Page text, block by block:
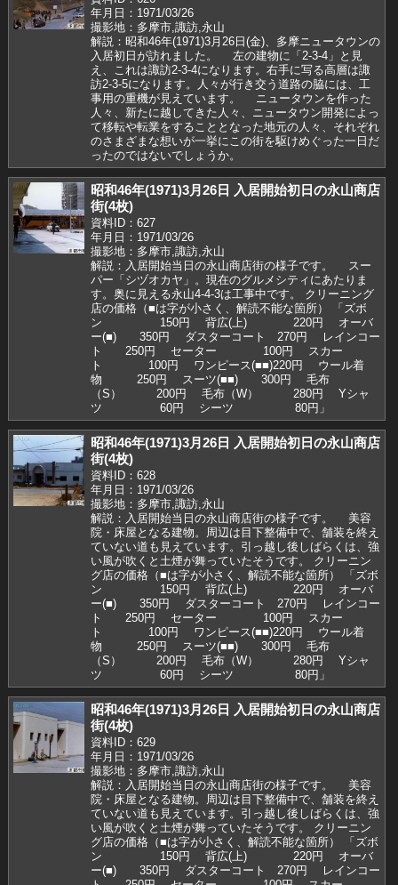
年月日：1971/03/26
撮影地：多摩市,諏訪,永山
解説：昭和46年(1971)3月26日(金)、多摩ニュータウンの
入居初日が訪れました。 左の建物に「2-3-4」と見
え、これは諏訪2-3-4になります。右手に写る高層は諏
訪2-3-5になります。人々が行き交う道路の脇には、工
事用の重機が見えています。 ニュータウンを作った
人々、新たに越してきた人々、ニュータウン開発によっ
て移転や転業をすることとなった地元の人々、それぞれ
のさまざまな想いが一挙にこの街を駆けめぐった一日だ
ったのではないでしょうか。
昭和46年(1971)3月26日 入居開始初日の永山商店
街(4枚)
資料ID：627
年月日：1971/03/26
撮影地：多摩市,諏訪,永山
解説：入居開始当日の永山商店街の様子です。 スー
パー「シヅオカヤ」。現在のグルメシティにあたりま
す。奥に見える永山4-4-3は工事中です。 クリーニング
店の価格（■は字が小さく、解読不能な箇所） 「ズボ
ン 150円 背広(上) 220円 オーバ
ー(■) 350円 ダスターコート 270円 レインコー
ト 250円 セーター 100円 スカー
ト 100円 ワンピース(■■)220円 ウール着
物 250円 スーツ(■■) 300円 毛布
（S） 200円 毛布（W） 280円 Yシャ
ツ 60円 シーツ 80円」
昭和46年(1971)3月26日 入居開始初日の永山商店
街(4枚)
資料ID：628
年月日：1971/03/26
撮影地：多摩市,諏訪,永山
解説：入居開始当日の永山商店街の様子です。 美容
院・床屋となる建物。周辺は目下整備中で、舗装を終え
ていない道も見えています。引っ越し後しばらくは、強
い風が吹くと土煙が舞っていたそうです。 クリーニン
グ店の価格（■は字が小さく、解読不能な箇所） 「ズボ
ン 150円 背広(上) 220円 オーバ
ー(■) 350円 ダスターコート 270円 レインコー
ト 250円 セーター 100円 スカー
ト 100円 ワンピース(■■)220円 ウール着
物 250円 スーツ(■■) 300円 毛布
（S） 200円 毛布（W） 280円 Yシャ
ツ 60円 シーツ 80円」
昭和46年(1971)3月26日 入居開始初日の永山商店
街(4枚)
資料ID：629
年月日：1971/03/26
撮影地：多摩市,諏訪,永山
解説：入居開始当日の永山商店街の様子です。 美容
院・床屋となる建物。周辺は目下整備中で、舗装を終え
ていない道も見えています。引っ越し後しばらくは、強
い風が吹くと土煙が舞っていたそうです。 クリーニン
グ店の価格（■は字が小さく、解読不能な箇所） 「ズボ
ン 150円 背広(上) 220円 オーバ
ー(■) 350円 ダスターコート 270円 レインコー